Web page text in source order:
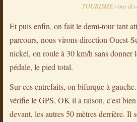
TOURISME vous
Et puis enfin, on fait le demi-tour tant
parcours, nous virons direction Ouest-
nickel, on roule à 30 km/h sans donner
pédale, le pied total.
Sur ces entrefaits, on bifurque à
vérifie le GPS, OK il a raison, c'est
devant, les autres 50 mètres derrière. Il